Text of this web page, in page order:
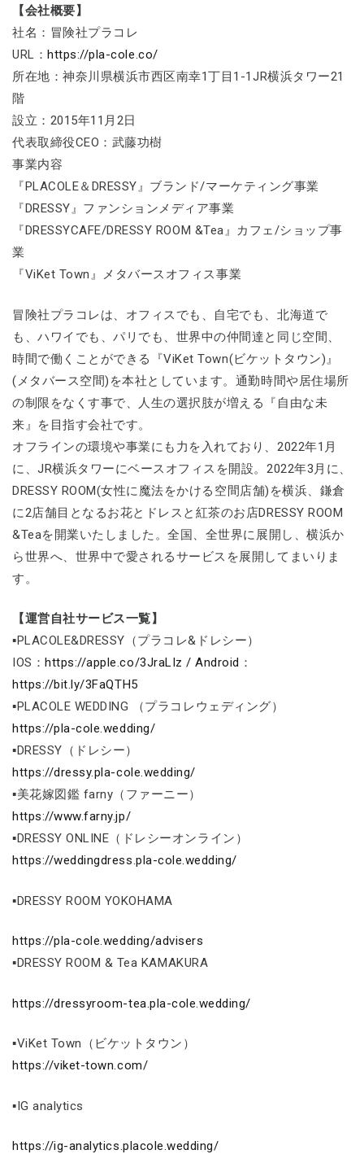
【会社概要】
社名：冒険社プラコレ
URL：https://pla-cole.co/
所在地：神奈川県横浜市西区南幸1丁目1-1JR横浜タワー21
階
設立：2015年11月2日
代表取締役CEO：武藤功樹
事業内容
『PLACOLE＆DRESSY』ブランド/マーケティング事業
『DRESSY』ファンションメディア事業
『DRESSYCAFE/DRESSY ROOM &Tea』カフェ/ショップ事
業
『ViKet Town』メタバースオフィス事業
冒険社プラコレは、オフィスでも、自宅でも、北海道で
も、ハワイでも、パリでも、世界中の仲間達と同じ空間、
時間で働くことができる『ViKet Town(ビケットタウン)』
(メタバース空間)を本社としています。通勤時間や居住場所
の制限をなくす事で、人生の選択肢が増える『自由な未
来』を目指す会社です。
オフラインの環境や事業にも力を入れており、2022年1月
に、JR横浜タワーにベースオフィスを開設。2022年3月に、
DRESSY ROOM(女性に魔法をかける空間店舗)を横浜、鎌倉
に2店舗目となるお花とドレスと紅茶のお店DRESSY ROOM
&Teaを開業いたしました。全国、全世界に展開し、横浜か
ら世界へ、世界中で愛されるサービスを展開してまいりま
す。
【運営自社サービス一覧】
▪PLACOLE&DRESSY（プラコレ&ドレシー）
IOS：https://apple.co/3JraLIz / Android ：
https://bit.ly/3FaQTH5
▪PLACOLE WEDDING （プラコレウェディング）
https://pla-cole.wedding/
▪DRESSY（ドレシー）
https://dressy.pla-cole.wedding/
▪美花嫁図鑑 farny（ファーニー）
https://www.farny.jp/
▪DRESSY ONLINE（ドレシーオンライン）
https://weddingdress.pla-cole.wedding/
▪DRESSY ROOM YOKOHAMA
https://pla-cole.wedding/advisers
▪DRESSY ROOM & Tea KAMAKURA
https://dressyroom-tea.pla-cole.wedding/
▪ViKet Town（ビケットタウン）
https://viket-town.com/
▪IG analytics
https://ig-analytics.placole.wedding/